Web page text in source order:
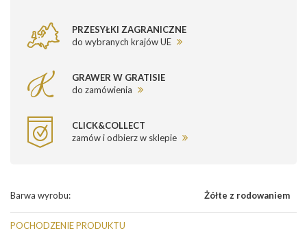
PRZESYŁKI ZAGRANICZNE
do wybranych krajów UE
GRAWER W GRATISIE
do zamówienia
CLICK&COLLECT
zamów i odbierz w sklepie
Barwa wyrobu: Żółte z rodowaniem
POCHODZENIE PRODUKTU